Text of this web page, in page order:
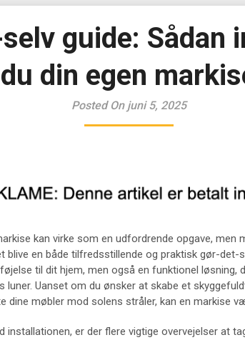
guide: Sådan
du din egen
Posted On juni 5, 2025
kan virke som en udfordrende opgave, men
blive en både tilfredsstillende og praktisk gør-det-
til dit hjem, men også en funktionel løsning,
luner. Uanset om du ønsker at skabe et
dine møbler mod solens stråler, kan en markise
installationen, er der flere vigtige overvejelser at